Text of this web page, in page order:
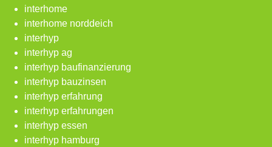
interhome
interhome norddeich
interhyp
interhyp ag
interhyp baufinanzierung
interhyp bauzinsen
interhyp erfahrung
interhyp erfahrungen
interhyp essen
interhyp hamburg